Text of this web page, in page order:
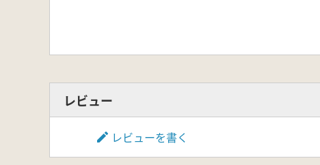
レビュー
レビューを書く